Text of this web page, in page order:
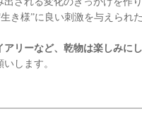
き様”に良い刺激を与えられ
リーなど、乾物は楽しみに
します。